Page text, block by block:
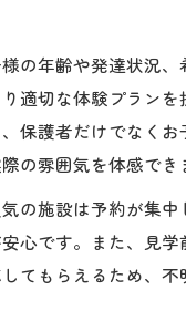
の年齢や発達状況、
適切な体験プランを
保護者だけでなく
の雰囲気を体感でき
の施設は予約が集中
心です。また、見学
てもらえるため、